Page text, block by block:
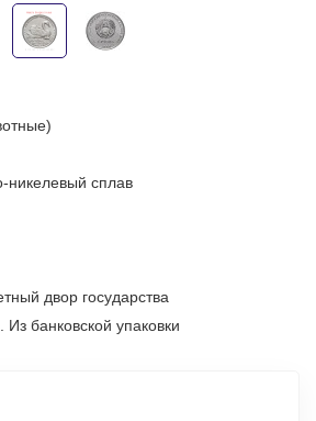
никелевый сплав
двор государства
Из банковской упаковки